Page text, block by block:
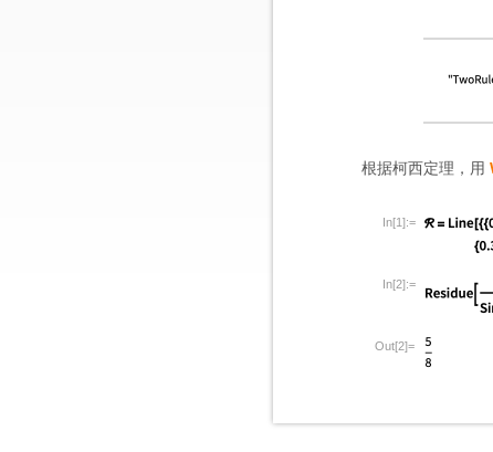
根据柯西定理，用
In[1]:=
In[2]:=
Out[2]=